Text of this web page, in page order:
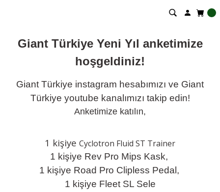
Giant Türkiye Yeni Yıl anketimize
hoşgeldiniz!
Giant Türkiye instagram hesabımızı ve Giant
Türkiye youtube kanalımızı takip edin!
Anketimize katılın,
1 kişiye Cyclotron Fluid ST Trainer
1 kişiye Rev Pro Mips Kask,
1 kişiye Road Pro Clipless Pedal,
1 kişiye Fleet SL Sele